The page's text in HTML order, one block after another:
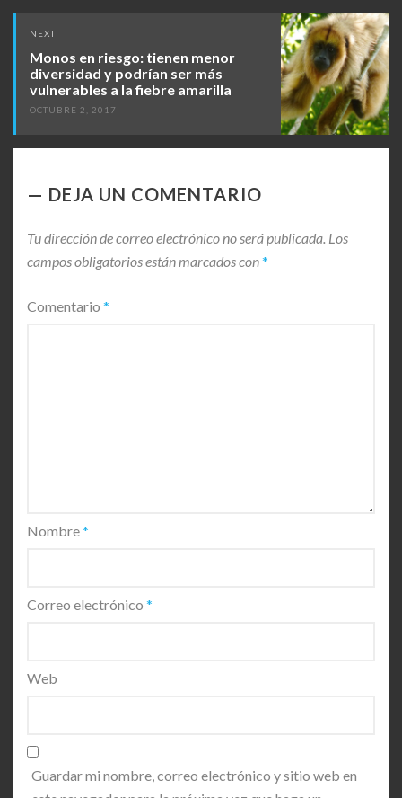
NEXT
Monos en riesgo: tienen menor
diversidad y podrían ser más
vulnerables a la fiebre amarilla
OCTUBRE 2, 2017
DEJA UN COMENTARIO
Tu dirección de correo electrónico no será publicada. Los
campos obligatorios están marcados con*
Comentario *
Nombre*
Correo electrónico *
Web
Guardar mi nombre, correo electrónico y sitio web en